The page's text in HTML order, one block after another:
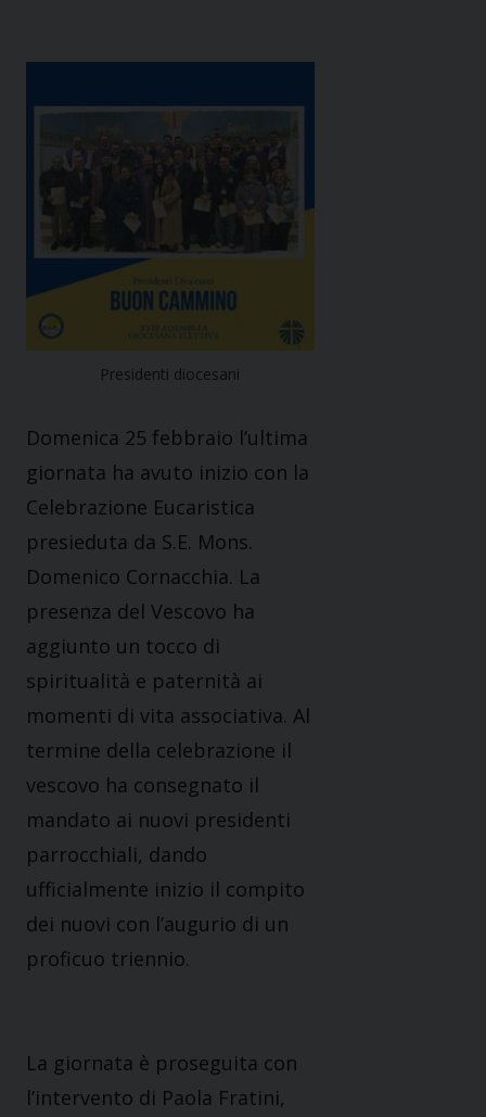
Presidenti diocesani
Domenica 25 febbraio l’ultima
giornata ha avuto inizio con la
Celebrazione Eucaristica
presieduta da S.E. Mons.
Domenico Cornacchia. La
presenza del Vescovo ha
aggiunto un tocco di
spiritualità e paternità ai
momenti di vita associativa. Al
termine della celebrazione il
vescovo ha consegnato il
mandato ai nuovi presidenti
parrocchiali, dando
ufficialmente inizio il compito
dei nuovi con l’augurio di un
proficuo triennio.
La giornata è proseguita con
l’intervento di Paola Fratini,